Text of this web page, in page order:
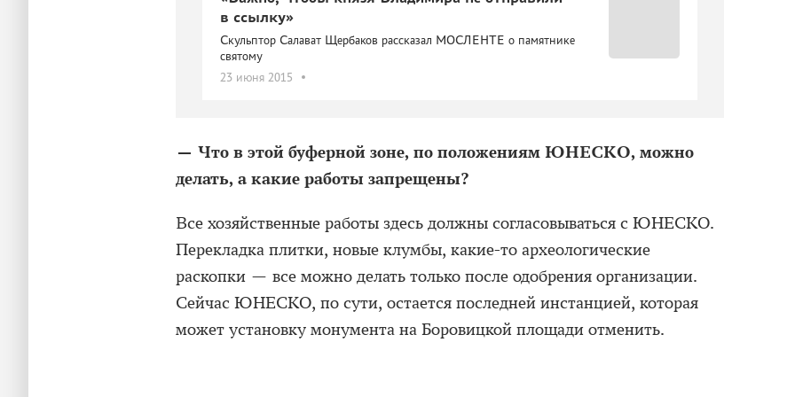
в ссылку»
Скульптор Салават Щербаков рассказал МОСЛЕНТЕ о памятнике
святому
23 июня 2015
— Что в этой буферной зоне, по положениям ЮНЕСКО, можно
делать, а какие работы запрещены?
Все хозяйственные работы здесь должны согласовываться с ЮНЕСКО.
Перекладка плитки, новые клумбы, какие-то археологические
раскопки — все можно делать только после одобрения организации.
Сейчас ЮНЕСКО, по сути, остается последней инстанцией, которая
может установку монумента на Боровицкой площади отменить.